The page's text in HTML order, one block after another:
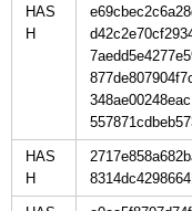
HAS
H
HAS
H